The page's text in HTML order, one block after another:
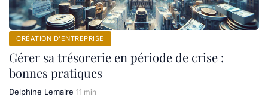
CRÉATION D’ENTREPRISE
Gérer sa trésorerie en période de crise :
bonnes pratiques
Delphine Lemaire 11 min